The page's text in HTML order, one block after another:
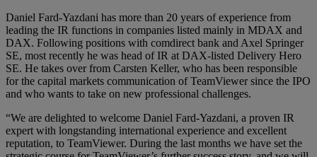
Daniel Fard-Yazdani has more than 20 years of experience from
leading the IR functions in companies listed mainly in MDAX and
DAX. Following positions with comdirect bank and Axel Springer
SE, most recently he was head of IR at DAX-listed Delivery Hero
SE. He takes over from Carsten Keller, who has been responsible
for the capital markets communication of TeamViewer since the IPO
and who wants to take on new professional challenges.
“We are delighted to welcome Daniel Fard-Yazdani, a proven IR
expert with longstanding international experience and excellent
reputation, to TeamViewer. During the last months we have set the